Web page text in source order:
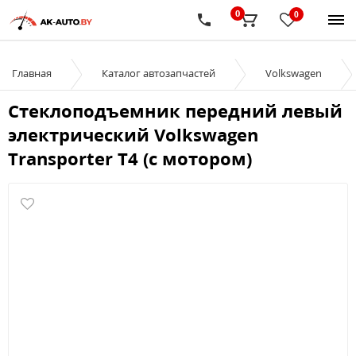
0
0
Главная Каталог автозапчастей Volkswagen
Стеклоподъемник передний левый
электрический Volkswagen
Transporter T4 (с мотором)